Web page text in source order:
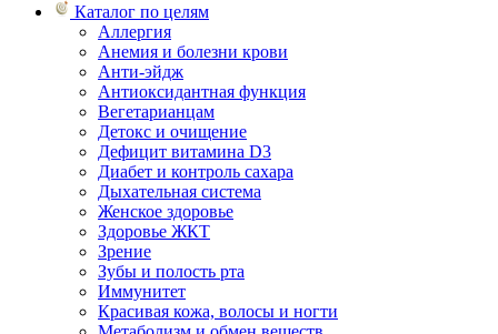
Каталог по целям
Аллергия
Анемия и болезни крови
Анти-эйдж
Антиоксидантная функция
Вегетарианцам
Детокс и очищение
Дефицит витамина D3
Диабет и контроль сахара
Дыхательная система
Женское здоровье
Здоровье ЖКТ
Зрение
Зубы и полость рта
Иммунитет
Красивая кожа, волосы и ногти